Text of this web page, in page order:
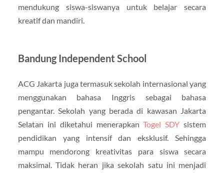
mendukung siswa-siswanya untuk belajar secara
kreatif dan mandiri.
Bandung Independent School
ACG Jakarta juga termasuk sekolah internasional yang
menggunakan bahasa Inggris sebagai bahasa
pengantar. Sekolah yang berada di kawasan Jakarta
Selatan ini diketahui menerapkanTogel SDY sistem
pendidikan yang intensif dan eksklusif. Sehingga
mampu mendorong kreativitas para siswa secara
maksimal. Tidak heran jika sekolah satu ini menjadi